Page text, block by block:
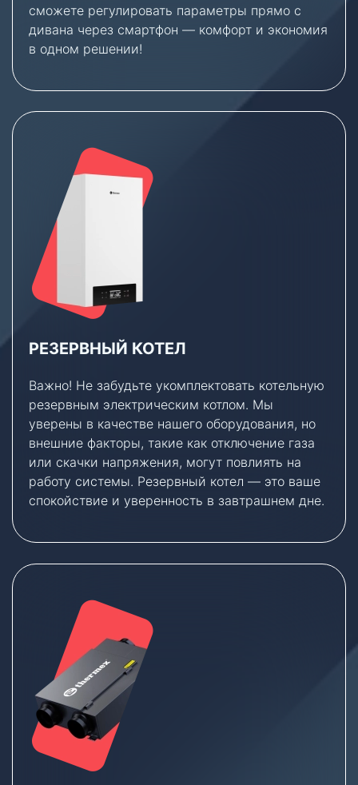
сможете регулировать параметры прямо с
дивана через смартфон — комфорт и экономия
в одном решении!
РЕЗЕРВНЫЙ КОТЕЛ
Важно! Не забудьте укомплектовать котельную
резервным электрическим котлом. Мы
уверены в качестве нашего оборудования, но
внешние факторы, такие как отключение газа
или скачки напряжения, могут повлиять на
работу системы. Резервный котел — это ваше
спокойствие и уверенность в завтрашнем дне.